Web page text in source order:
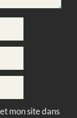
mon site dans